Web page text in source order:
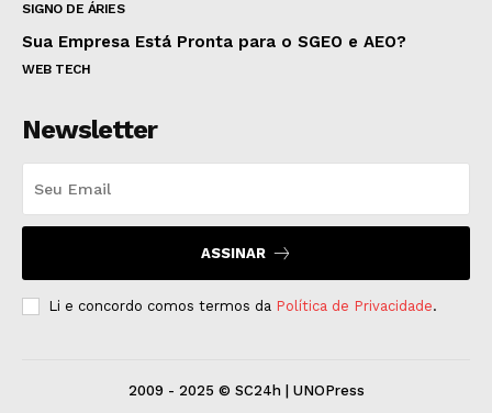
SIGNO DE ÁRIES
Sua Empresa Está Pronta para o SGEO e AEO?
WEB TECH
Newsletter
ASSINAR
Li e concordo comos termos da Política de Privacidade.
2009 - 2025 © SC24h | UNOPress